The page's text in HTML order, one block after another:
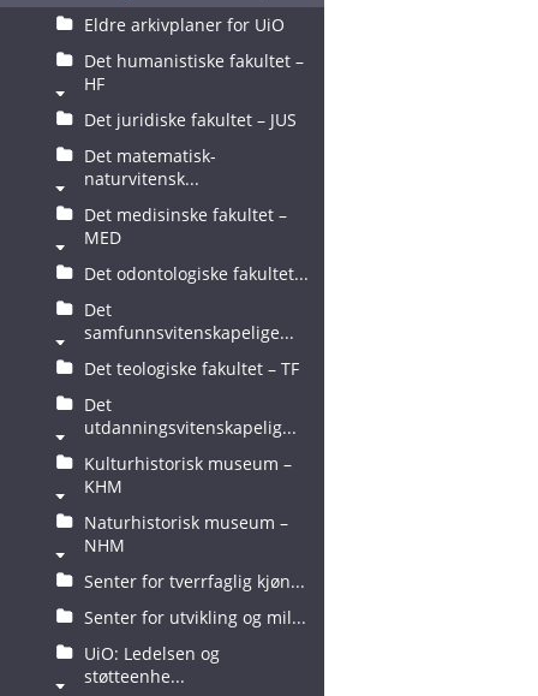
Eldre arkivplaner for UiO
Det humanistiske fakultet –
HF
Det juridiske fakultet – JUS
Det matematisk-
naturvitensk...
Det medisinske fakultet –
MED
Det odontologiske fakultet...
Det
samfunnsvitenskapelige...
Det teologiske fakultet – TF
Det
utdanningsvitenskapelig...
Kulturhistorisk museum –
KHM
Naturhistorisk museum –
NHM
Senter for tverrfaglig kjøn...
Senter for utvikling og mil...
UiO: Ledelsen og
støtteenhe...